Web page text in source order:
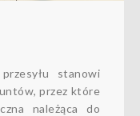
stanowi
przez które
należąca do